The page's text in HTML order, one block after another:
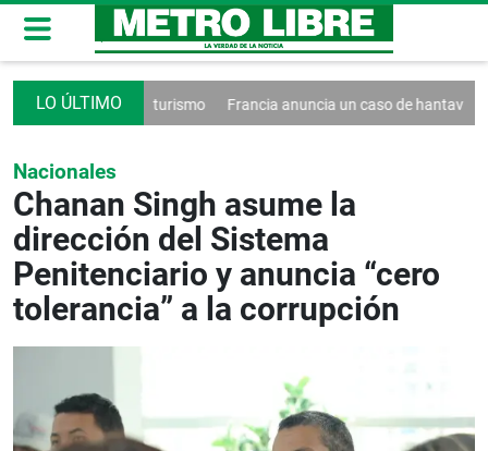
contra el turismo Francia anuncia un caso de hantavirus Andes
Nacionales
Chanan Singh asume la
dirección del Sistema
Penitenciario y anuncia “cero
tolerancia” a la corrupción